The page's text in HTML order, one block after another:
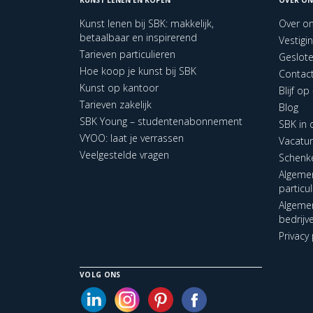
Kunst lenen bij SBK: makkelijk,
betaalbaar en inspirerend
Tarieven particulieren
Hoe koop je kunst bij SBK
Kunst op kantoor
Tarieven zakelijk
SBK Young – studentenabonnement
VYOO: laat je verrassen
Veelgestelde vragen
Over
Blijf op
Blog
SBK in
VOLG ONS